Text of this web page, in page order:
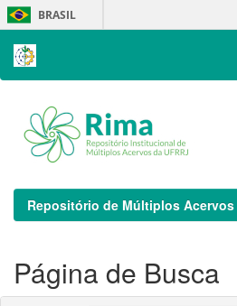
Skip
navigation
BRASIL
Repositório de Múltiplos Acervos
Página de Busca